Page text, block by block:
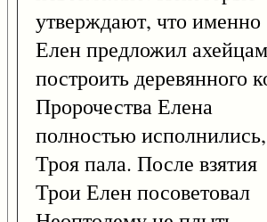
утверждают, что именно
Елен предложил ахейцам
построить деревянного
Пророчества Елена
полностью
Троя пала. После взятия
Трои Елен посоветовал